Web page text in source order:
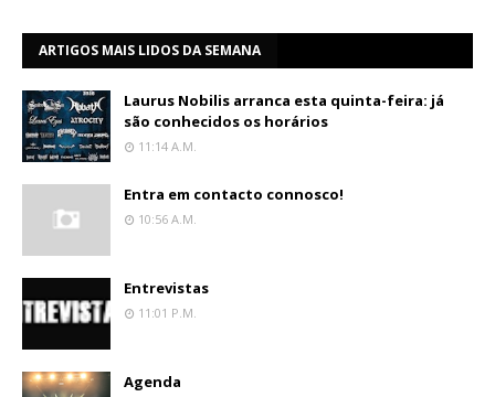
ARTIGOS MAIS LIDOS DA SEMANA
Laurus Nobilis arranca esta quinta-feira: já
são conhecidos os horários
11:14 A.m.
Entra em contacto connosco!
10:56 A.m.
Entrevistas
11:01 P.m.
Agenda